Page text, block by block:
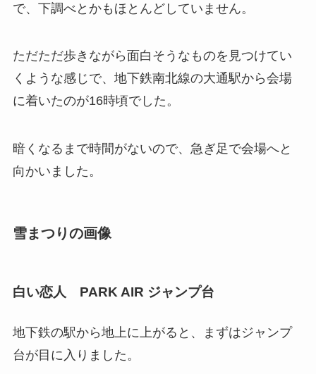
で、下調べとかもほとんどしていません。
ただただ歩きながら面白そうなものを見つけてい
くような感じで、地下鉄南北線の大通駅から会場
に着いたのが16時頃でした。
暗くなるまで時間がないので、急ぎ足で会場へと
向かいました。
雪まつりの画像
白い恋人 PARK AIR ジャンプ台
地下鉄の駅から地上に上がると、まずはジャンプ
台が目に入りました。